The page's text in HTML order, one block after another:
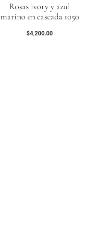
Rosas ivory y azul
marino en cascada 1050
$4,200.00